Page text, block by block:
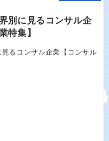
別に見るコンサル企
特集】